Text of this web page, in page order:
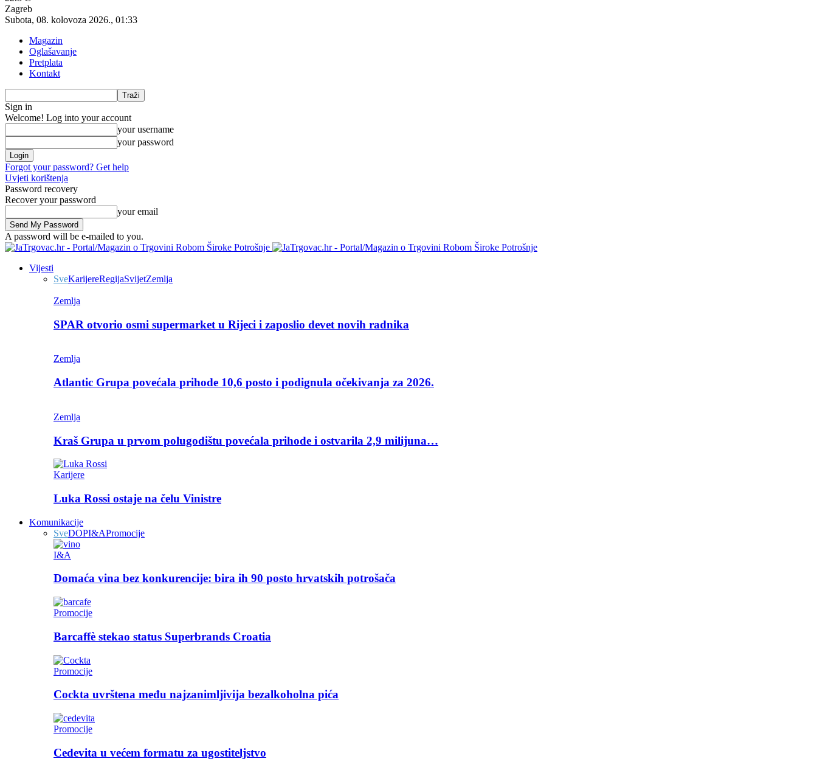
Zagreb
Subota, 08. kolovoza 2026., 01:33
Magazin
Oglašavanje
Pretplata
Kontakt
Sign in
Welcome! Log into your account
your username
your password
Forgot your password? Get help
Uvjeti korištenja
Password recovery
Recover your password
your email
A password will be e-mailed to you.
Vijesti
SveKarijereRegijaSvijetZemlja
Zemlja
SPAR otvorio osmi supermarket u Rijeci i zaposlio devet novih radnika
Zemlja
Atlantic Grupa povećala prihode 10,6 posto i podignula očekivanja za 2026.
Zemlja
Kraš Grupa u prvom polugodištu povećala prihode i ostvarila 2,9 milijuna…
Karijere
Luka Rossi ostaje na čelu Vinistre
Komunikacije
SveDOPI&APromocije
I&A
Domaća vina bez konkurencije: bira ih 90 posto hrvatskih potrošača
Promocije
Barcaffè stekao status Superbrands Croatia
Promocije
Cockta uvrštena među najzanimljivija bezalkoholna pića
Promocije
Cedevita u većem formatu za ugostiteljstvo